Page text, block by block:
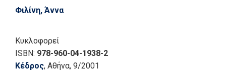
Φιλίνη, Άννα
Κυκλοφορεί
ISBN: 978-960-04-1938-2
Κέδρος, Αθήνα, 9/2001